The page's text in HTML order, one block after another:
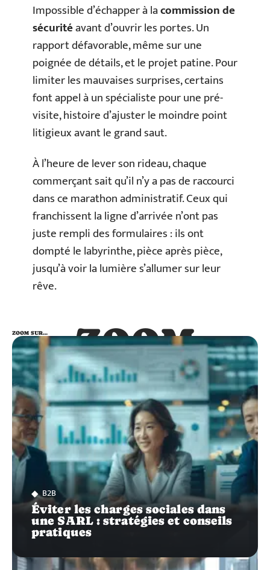
Impossible d’échapper à lacommission de
sécuritéavant d’ouvrir les portes. Un
rapport défavorable, même sur une
poignée de détails, et le projet patine. Pour
limiter les mauvaises surprises, certains
font appel à un spécialiste pour une pré-
visite, histoire d’ajuster le moindre point
litigieux avant le grand saut.
À l’heure de lever son rideau, chaque
commerçant sait qu’il n’y a pas de raccourci
dans ce marathon administratif. Ceux qui
franchissent la ligne d’arrivée n’ont pas
juste rempli des formulaires : ils ont
dompté le labyrinthe, pièce après pièce,
jusqu’à voir la lumière s’allumer sur leur
rêve.
ZOOM
SUR…
ZOOM SUR…
B2B
Éviter les charges sociales dans
une SARL : stratégies et conseils
pratiques